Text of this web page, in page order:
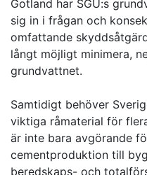
Gotland har SGU:s
sig in i frågan och
omfattande
långt möjligt minimera,
grundvattnet.
Samtidigt behöver
viktiga råmaterial för
är inte bara avgörande
cementproduktion till
beredskaps- och